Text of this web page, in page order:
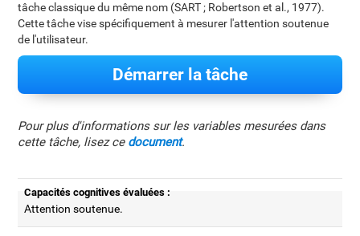
tâche classique du même nom (SART ; Robertson et al., 1977).
Cette tâche vise spécifiquement à mesurer l'attention soutenue
de l'utilisateur.
Démarrer la tâche
Pour plus d'informations sur les variables mesurées dans
cette tâche, lisez ce document.
Capacités cognitives évaluées :
Attention soutenue.